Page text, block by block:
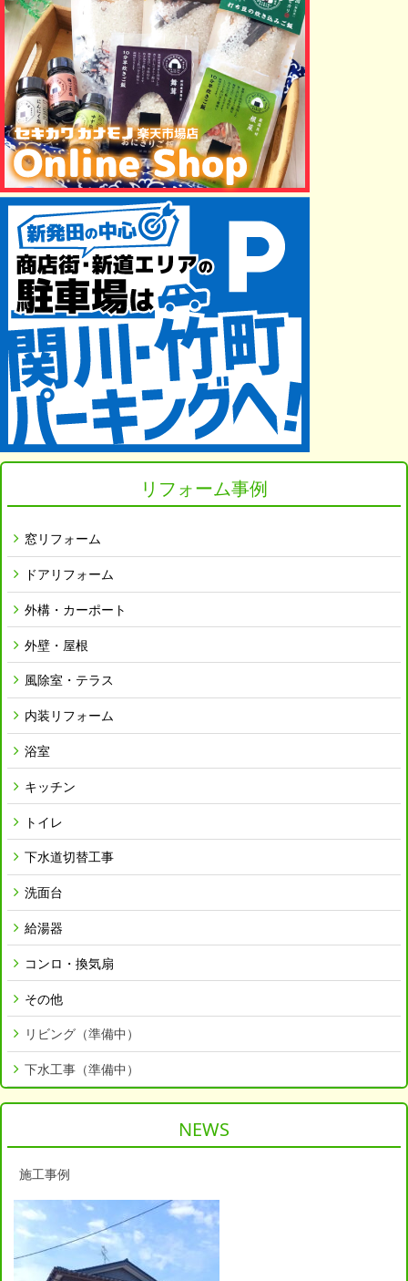
リフォーム事例
窓リフォーム
ドアリフォーム
外構・カーポート
外壁・屋根
風除室・テラス
内装リフォーム
浴室
キッチン
トイレ
下水道切替工事
洗面台
給湯器
コンロ・換気扇
その他
リビング（準備中）
下水工事（準備中）
NEWS
施工事例